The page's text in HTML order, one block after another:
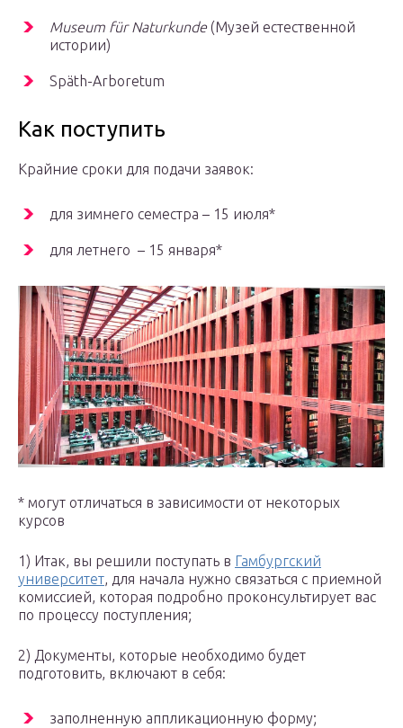
Museum für Naturkunde(Музей естественной
истории)
Späth-Arboretum
Как поступить
Крайние сроки для подачи заявок:
для зимнего семестра – 15 июля*
для летнего – 15 января*
* могут отличаться в зависимости от некоторых
курсов
1) Итак, вы решили поступать в Гамбургский
университет, для начала нужно связаться с приемной
комиссией, которая подробно проконсультирует вас
по процессу поступления;
2) Документы, которые необходимо будет
подготовить, включают в себя:
заполненную аппликационную форму;